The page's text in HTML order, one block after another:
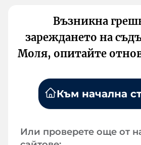
Възникна
зареждането на
Моля, опитайте
Към начална
Или проверете още от